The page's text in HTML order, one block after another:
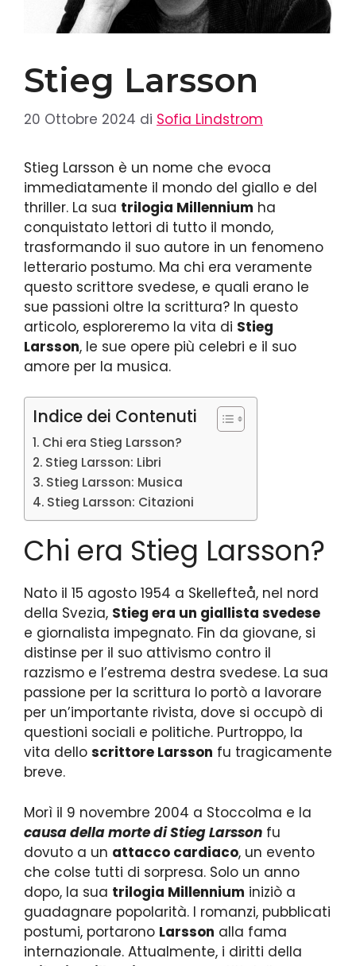
Stieg Larsson
20 Ottobre 2024 di Sofia Lindstrom
Stieg Larsson è un nome che evoca
immediatamente il mondo del giallo e del
thriller. La sua trilogia Millennium ha
conquistato lettori di tutto il mondo,
trasformando il suo autore in un fenomeno
letterario postumo. Ma chi era veramente
questo scrittore svedese, e quali erano le
sue passioni oltre la scrittura? In questo
articolo, esploreremo la vita di Stieg
Larsson, le sue opere più celebri e il suo
amore per la musica.
Indice dei Contenuti
Chi era Stieg Larsson?
Stieg Larsson: Libri
Stieg Larsson: Musica
Stieg Larsson: Citazioni
Chi era Stieg Larsson?
Nato il 15 agosto 1954 a Skellefteå, nel nord
della Svezia, Stieg era un giallista svedese
e giornalista impegnato. Fin da giovane, si
distinse per il suo attivismo contro il
razzismo e l’estrema destra svedese. La sua
passione per la scrittura lo portò a lavorare
per un’importante rivista, dove si occupò di
questioni sociali e politiche. Purtroppo, la
vita dello scrittore Larsson fu tragicamente
breve.
Morì il 9 novembre 2004 a Stoccolma e la
causa della morte di Stieg Larsson fu
dovuto a un attacco cardiaco, un evento
che colse tutti di sorpresa. Solo un anno
dopo, la sua trilogia Millennium iniziò a
guadagnare popolarità. I romanzi, pubblicati
postumi, portarono Larsson alla fama
internazionale. Attualmente, i diritti della